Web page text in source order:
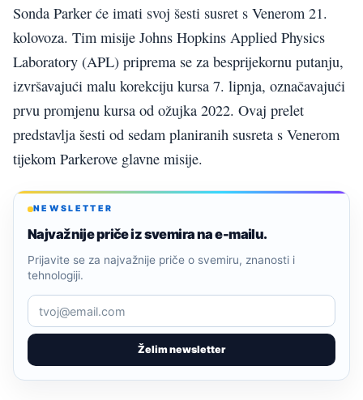
Sonda Parker će imati svoj šesti susret s Venerom 21.
kolovoza. Tim misije Johns Hopkins Applied Physics
Laboratory (APL) priprema se za besprijekornu putanju,
izvršavajući malu korekciju kursa 7. lipnja, označavajući
prvu promjenu kursa od ožujka 2022. Ovaj prelet
predstavlja šesti od sedam planiranih susreta s Venerom
tijekom Parkerove glavne misije.
NEWSLETTER
Najvažnije priče iz svemira na e-mailu.
Želim newsletter
Prijavite se za najvažnije priče o svemiru, znanosti i
tehnologiji.